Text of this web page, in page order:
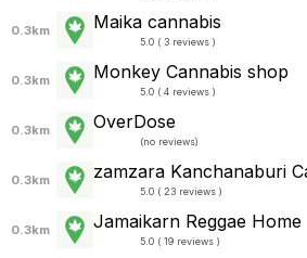
0.3km Maika cannabis
5.0 ( 3 reviews )
0.3km Monkey Cannabis shop
5.0 ( 4 reviews )
0.3km OverDose
(no reviews)
0.3km zamzara Kanchanaburi
5.0 ( 23 reviews )
0.3km Jamaikarn Reggae Home
5.0 ( 19 reviews )